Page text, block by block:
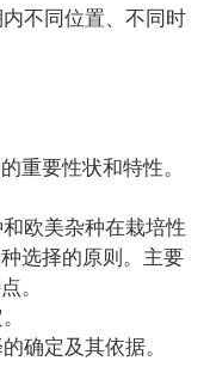
不同位置、不同时
要性状和特性。
欧美杂种在栽培性
选择的原则。主要
。
定及其依据。